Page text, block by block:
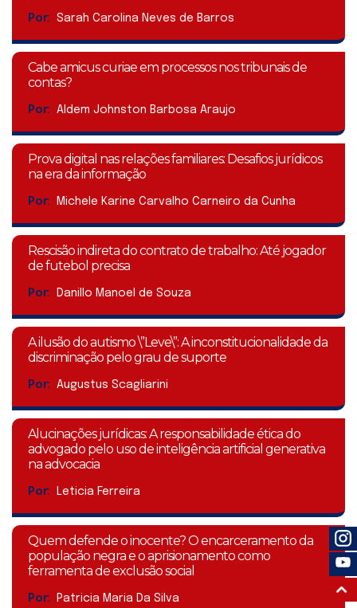
Por: Sarah Carolina Neves de Barros
Cabe amicus curiae em processos nos tribunais de
contas?
Por: Aldem Johnston Barbosa Araujo
Prova digital nas relações familiares: Desafios jurídicos
na era da informação
Por: Michele Karine Carvalho Carneiro da Cunha
Rescisão indireta do contrato de trabalho: Até jogador
de futebol precisa
Por: Danillo Manoel de Souza
A ilusão do autismo \”Leve\”: A inconstitucionalidade da
discriminação pelo grau de suporte
Por: Augustus Scagliarini
Alucinações jurídicas: A responsabilidade ética do
advogado pelo uso de inteligência artificial generativa
na advocacia
Por: Leticia Ferreira
Quem defende o inocente? O encarceramento da
população negra e o aprisionamento como
ferramenta de exclusão social
Por: Patricia Maria Da Silva